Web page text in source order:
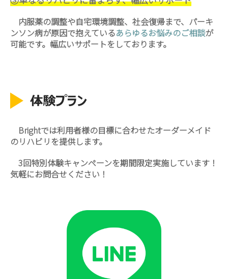
内服薬の調整や自宅環境調整、社会復帰まで、パーキ
ンソン病が原因で抱えているあらゆるお悩みのご相談が
可能です。幅広いサポートをしております。
Brightでは利用者様の目標に合わせたオーダーメイド
のリハビリを提供します。
3回特別体験キャンペーンを期間限定実施しています！
気軽にお問合せください！